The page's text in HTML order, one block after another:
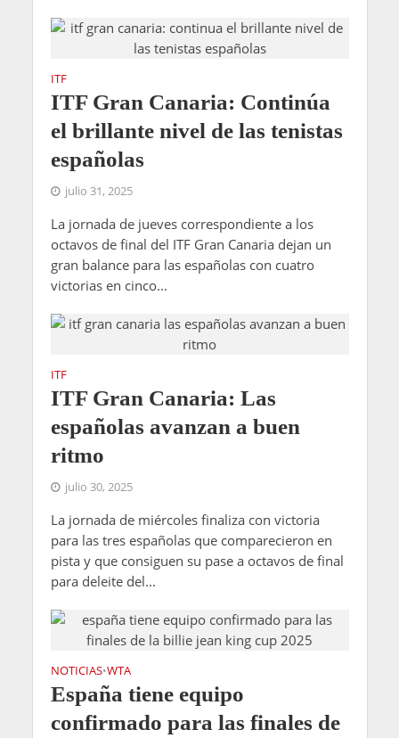
ITF
ITF Gran Canaria: Continúa
el brillante nivel de las tenistas
españolas
julio 31, 2025
La jornada de jueves correspondiente a los
octavos de final del ITF Gran Canaria dejan un
gran balance para las españolas con cuatro
victorias en cinco...
ITF
ITF Gran Canaria: Las
españolas avanzan a buen
ritmo
julio 30, 2025
La jornada de miércoles finaliza con victoria
para las tres españolas que comparecieron en
pista y que consiguen su pase a octavos de final
para deleite del...
NOTICIAS•WTA
España tiene equipo
confirmado para las finales de